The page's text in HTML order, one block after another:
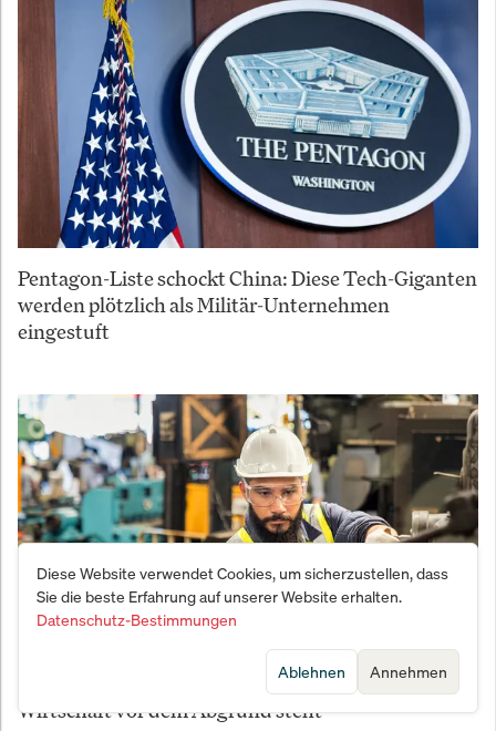
Pentagon-Liste schockt China: Diese Tech-Giganten
werden plötzlich als Militär-Unternehmen
eingestuft
Der demografische Kollaps: Warum Deutschlands
Wirtschaft vor dem Abgrund steht
Diese Website verwendet Cookies, um sicherzustellen, dass
Sie die beste Erfahrung auf unserer Website erhalten.
Datenschutz-Bestimmungen
Annehmen
Ablehnen